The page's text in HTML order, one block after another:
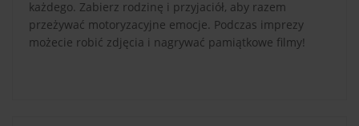
każdego. Zabierz rodzinę i przyjaciół, aby razem
przeżywać motoryzacyjne emocje. Podczas imprezy
możecie robić zdjęcia i nagrywać pamiątkowe filmy!